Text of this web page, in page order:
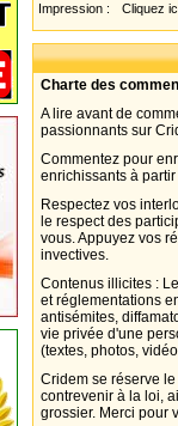
Impression : Cliquez
Charte des
A lire avant de
passionnants sur
Commentez pour
enrichissants à
Respectez vos
le respect des
vous. Appuyez vos
invectives.
Contenus illicites :
et réglementations
antisémites,
vie privée d'une
(textes, photos,
Cridem se réserve
contrevenir à la loi,
grossier. Merci pour